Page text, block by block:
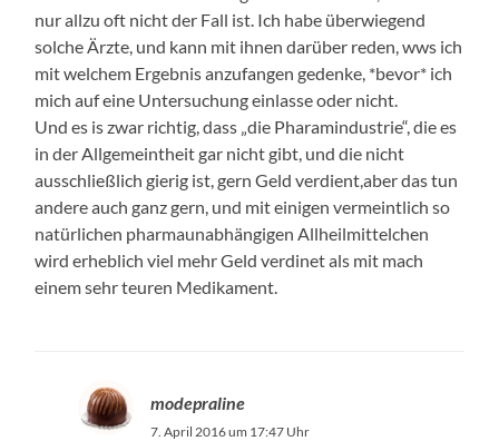
nur allzu oft nicht der Fall ist. Ich habe überwiegend
solche Ärzte, und kann mit ihnen darüber reden, wws ich
mit welchem Ergebnis anzufangen gedenke, *bevor* ich
mich auf eine Untersuchung einlasse oder nicht.
Und es is zwar richtig, dass „die Pharamindustrie“, die es
in der Allgemeintheit gar nicht gibt, und die nicht
ausschließlich gierig ist, gern Geld verdient,aber das tun
andere auch ganz gern, und mit einigen vermeintlich so
natürlichen pharmaunabhängigen Allheilmittelchen
wird erheblich viel mehr Geld verdinet als mit mach
einem sehr teuren Medikament.
modepraline
7. April 2016 um 17:47 Uhr